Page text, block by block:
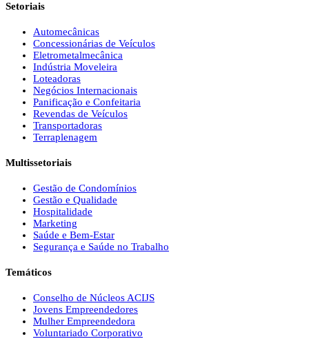
Setoriais
Automecânicas
Concessionárias de Veículos
Eletrometalmecânica
Indústria Moveleira
Loteadoras
Negócios Internacionais
Panificação e Confeitaria
Revendas de Veículos
Transportadoras
Terraplenagem
Multissetoriais
Gestão de Condomínios
Gestão e Qualidade
Hospitalidade
Marketing
Saúde e Bem-Estar
Segurança e Saúde no Trabalho
Temáticos
Conselho de Núcleos ACIJS
Jovens Empreendedores
Mulher Empreendedora
Voluntariado Corporativo